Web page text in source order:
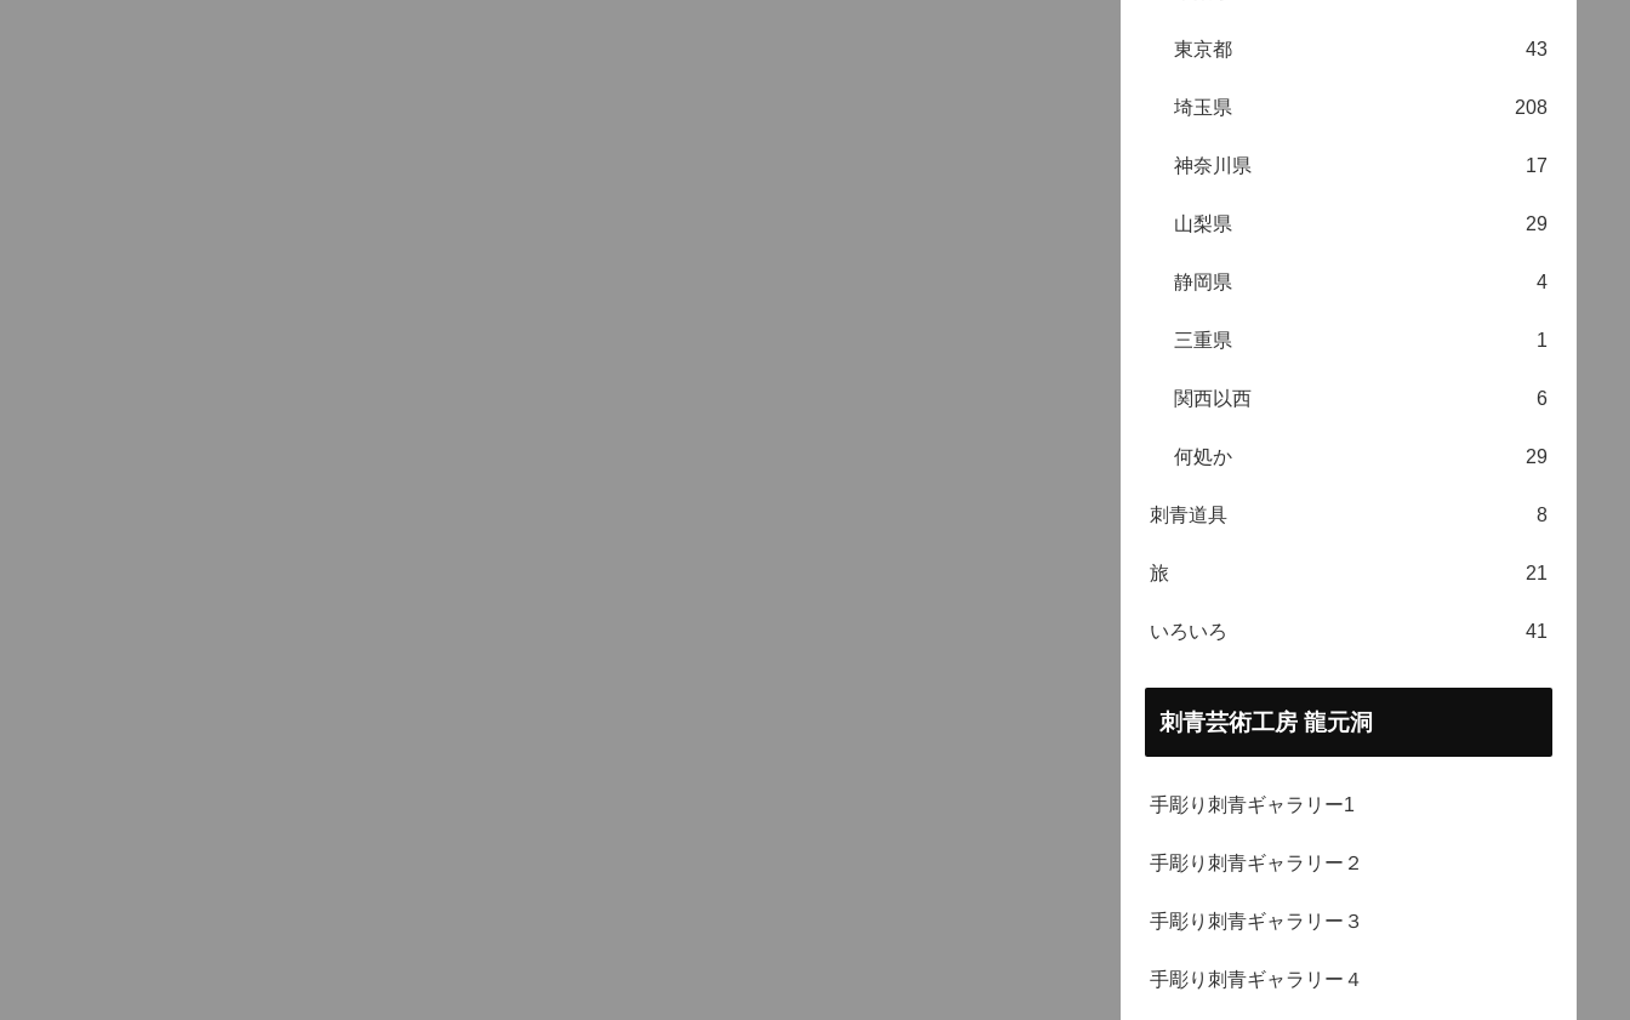
東京都 43
埼玉県 208
神奈川県 17
山梨県 29
静岡県 4
三重県 1
関西以西 6
何処か 29
刺青道具 8
旅 21
いろいろ 41
刺青芸術工房 龍元洞
手彫り刺青ギャラリー1
手彫り刺青ギャラリー２
手彫り刺青ギャラリー３
手彫り刺青ギャラリー４